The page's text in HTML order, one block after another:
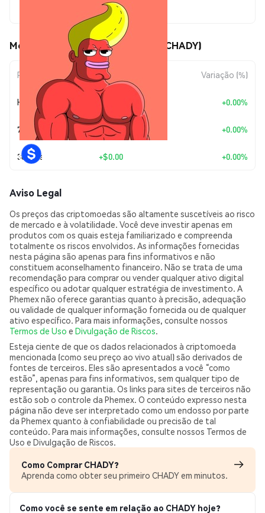
$0.00001468
Movimentos de preço de CHADY (CHADY)
Período Variação do Valor Variação (%)
Hoje +$0.00 +0.00%
7 Dias +$0.00 +0.00%
30 Dias +$0.00 +0.00%
Aviso Legal
Os preços das criptomoedas são altamente suscetíveis ao risco
de mercado e à volatilidade. Você deve investir apenas em
produtos com os quais esteja familiarizado e compreenda
totalmente os riscos envolvidos. As informações fornecidas
nesta página são apenas para fins informativos e não
constituem aconselhamento financeiro. Não se trata de uma
recomendação para comprar ou vender qualquer ativo digital
específico ou adotar qualquer estratégia de investimento. A
Phemex não oferece garantias quanto à precisão, adequação
ou validade de qualquer informação fornecida ou de qualquer
ativo específico. Para mais informações, consulte nossos
Termos de Uso e Divulgação de Riscos.
Esteja ciente de que os dados relacionados à criptomoeda
mencionada (como seu preço ao vivo atual) são derivados de
fontes de terceiros. Eles são apresentados a você “como
estão”, apenas para fins informativos, sem qualquer tipo de
representação ou garantia. Os links para sites de terceiros não
estão sob o controle da Phemex. O conteúdo expresso nesta
página não deve ser interpretado como um endosso por parte
da Phemex quanto à confiabilidade ou precisão de tal
conteúdo. Para mais informações, consulte nossos Termos de
Uso e Divulgação de Riscos.
Como Comprar CHADY?
Aprenda como obter seu primeiro CHADY em minutos.
Como você se sente em relação ao CHADY hoje?